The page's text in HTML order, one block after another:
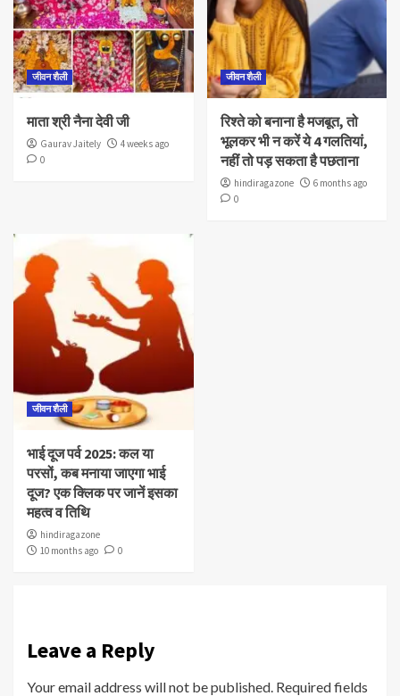
जीवन शैली
माता श्री नैना देवी जी
Gaurav Jaitely
4 weeks ago
0
जीवन शैली
रिश्ते को बनाना है मजबूत, तो
भूलकर भी न करें ये 4 गलतियां,
नहीं तो पड़ सकता है पछताना
hindiragazone
6 months ago
0
जीवन शैली
भाई दूज पर्व 2025: कल या
परसों, कब मनाया जाएगा भाई
दूज? एक क्लिक पर जानें इसका
महत्व व तिथि
hindiragazone
10 months ago
0
Leave a Reply
Your email address will not be published. Required fields